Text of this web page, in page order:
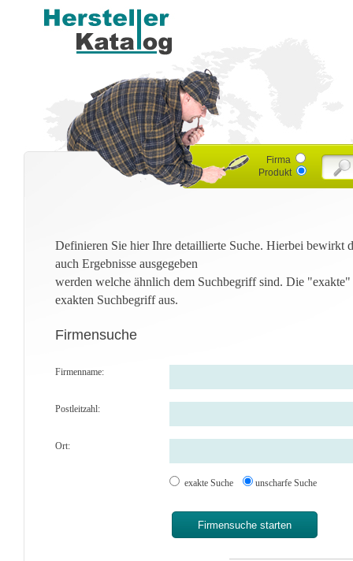
Firma
Produkt
Definieren Sie hier Ihre detaillierte Suche. Hierbei bewirkt
auch Ergebnisse ausgegeben
werden welche ähnlich dem Suchbegriff sind. Die
exakten Suchbegriff aus.
Firmensuche
Firmenname:
Postleitzahl:
Ort:
exakte Suche unscharfe Suche